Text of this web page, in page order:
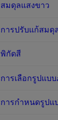
สมดุลแสงขาว
การปรับแก้สมดุ
พิกัดสี
การเลือกรูปแบ
การกำหนดรูปแ